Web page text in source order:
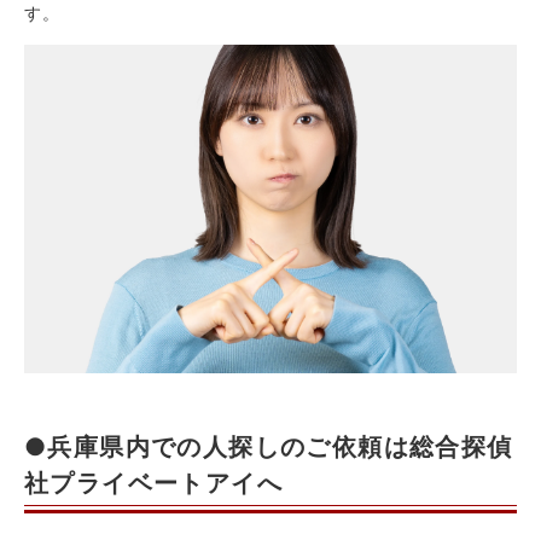
す。
●兵庫県内での人探しのご依頼は総合探偵
社プライベートアイへ